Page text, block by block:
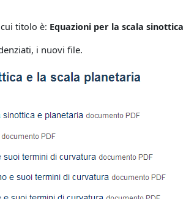
titolo è: Equazioni per la scala
i nuovi file.